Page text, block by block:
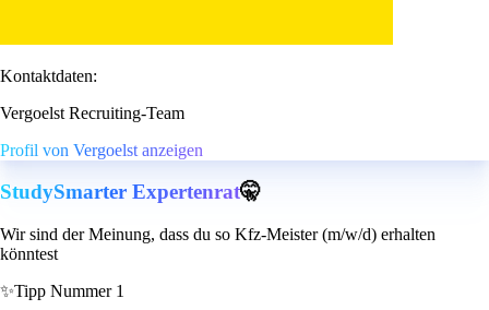
Kontaktdaten:
Vergoelst Recruiting-Team
Profil von Vergoelst anzeigen
StudySmarter Expertenrat🤫
Wir sind der Meinung, dass du so Kfz-Meister (m/w/d) erhalten
könntest
✨Tipp Nummer 1